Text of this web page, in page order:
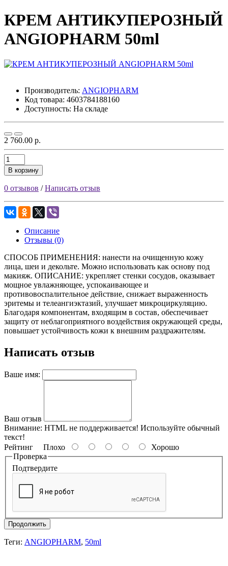
КРЕМ АНТИКУПЕРОЗНЫЙ
ANGIOPHARM 50ml
Производитель: ANGIOPHARM
Код товара: 4603784188160
Доступность: На складе
2 760.00 р.
В корзину
0 отзывов /Написать отзыв
Описание
Отзывы (0)
СПОСОБ ПРИМЕНЕНИЯ: нанести на очищенную кожу
лица, шеи и декольте. Можно использовать как основу под
макияж. ОПИСАНИЕ: укрепляет стенки сосудов, оказывает
мощное увлажняющее, успокаивающее и
противовоспалительное действие, снижает выраженность
эритемы и телеангиэктазий, улучшает микроциркуляцию.
Благодаря компонентам, входящим в состав, обеспечивает
защиту от неблагоприятного воздействия окружающей среды,
повышает устойчивость кожи к внешним раздражителям.
Написать отзыв
Ваше имя:
Ваш отзыв
Внимание: HTML не поддерживается! Используйте обычный
текст!
Рейтинг Плохо
Хорошо
Проверка
Подтвердите
Продолжить
Теги: ANGIOPHARM, 50ml